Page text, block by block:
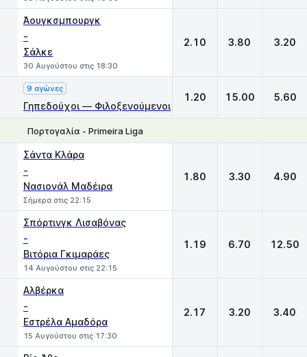
Άουγκσμπουργκ
-
Σάλκε
30 Αυγούστου στις 18:30
2.10 3.80 3.20
9 αγώνες
Γηπεδούχοι — Φιλοξενούμενοι
1.20 15.00 5.60
Πορτογαλία - Primeira Liga
Σάντα Κλάρα
-
Νασιονάλ Μαδέιρα
Σήμερα στις 22:15
1.80 3.30 4.90
Σπόρτινγκ Λισαβόνας
-
Βιτόρια Γκιμαράες
14 Αυγούστου στις 22:15
1.19 6.70 12.50
Αλβέρκα
-
Εστρέλα Αμαδόρα
15 Αυγούστου στις 17:30
2.17 3.20 3.40